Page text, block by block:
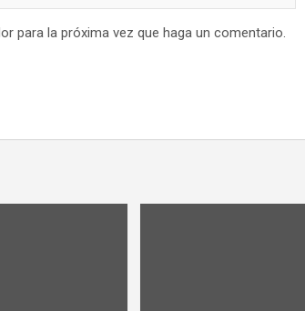
para la próxima vez que haga un comentario.